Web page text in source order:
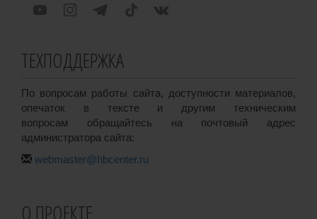
ТЕХПОДДЕРЖКА
По вопросам работы сайта, доступности материалов,
опечаток в тексте и другим техническим
вопросам обращайтесь на почтовый адрес
администратора сайта:
webmaster@hbcenter.ru
О ПРОЕКТЕ